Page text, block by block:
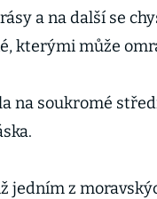
a na další se
kterými může
na soukromé
jedním z